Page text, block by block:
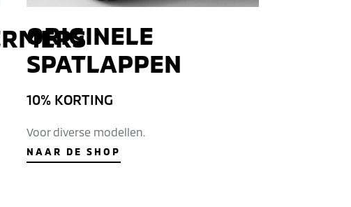
ORIGINELE
SPATLAPPEN
10% KORTING
Voor diverse modellen.
NAAR DE SHOP